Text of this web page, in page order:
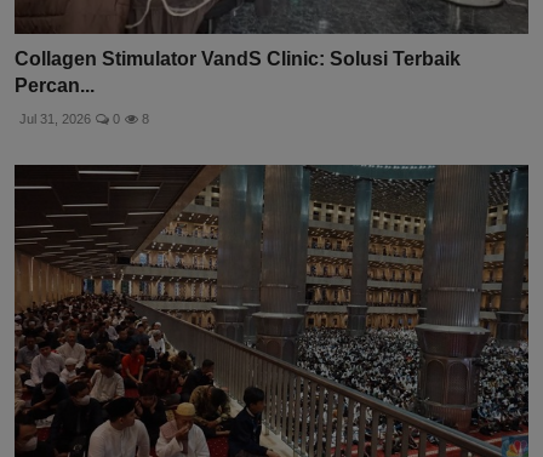
Collagen Stimulator VandS Clinic: Solusi Terbaik
Percan...
Jul 31, 2026 0 8